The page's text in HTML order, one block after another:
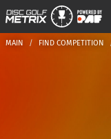
MAIN FIND COMPETITION